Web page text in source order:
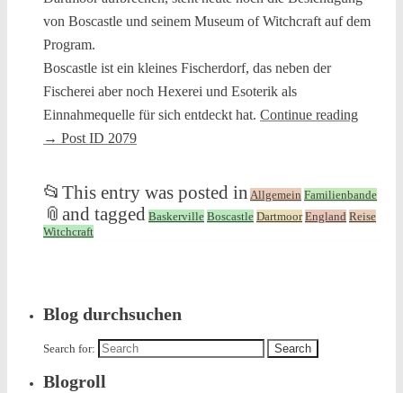
von Boscastle und seinem Museum of Witchcraft auf dem
Program.
Boscastle ist ein kleines Fischerdorf, das neben der
Fischerei aber noch Hexerei und Esoterik als
Einnahmequelle für sich entdeckt hat. Continue reading
→ Post ID 2079
📂 This entry was posted in Allgemein Familienbande
📎 and tagged Baskerville Boscastle Dartmoor England Reise
Witchcraft
Blog durchsuchen
Search for:
Blogroll